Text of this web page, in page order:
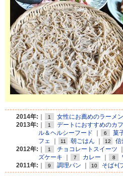
2014年: 1 女性にお薦めのラーメン
2013年:
1 デートにおすすめのカ
ル＆ヘルシーフード
6 菓
フェ
11 朝ごはん 12
信
2012年:
1 チョコレートスイーツ
ズケーキ 7 カレー 8
2011年:
9 調理パン 10 そば+(